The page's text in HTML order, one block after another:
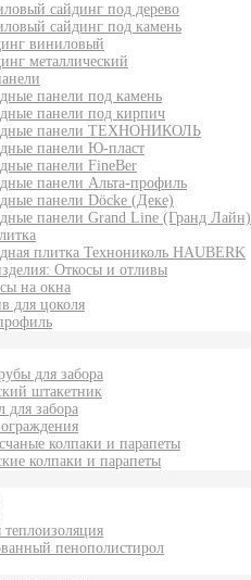
сайдинг под дерево
сайдинг под камень
виниловый
металлический
панели под камень
панели под кирпич
панели ТЕХНОНИКОЛЬ
панели Ю-пласт
панели FineBer
панели Альта-профиль
панели Döcke (Деке)
панели Grand Line (Гранд Лайн)
плитка Технониколь HAUBERK
Откосы и отливы
на окна
для цоколя
для забора
штакетник
для забора
колпаки и парапеты
колпаки и парапеты
теплоизоляция
пенополистирол